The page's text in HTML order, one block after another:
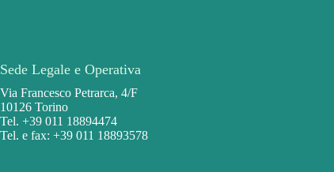
Sede Legale e Operativa
Via Francesco Petrarca, 4/F
10126 Torino
Tel. +39 011 18894474
Tel. e fax: +39 011 18893578